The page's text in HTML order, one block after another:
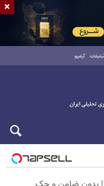
تبلیغات آرشیو
×